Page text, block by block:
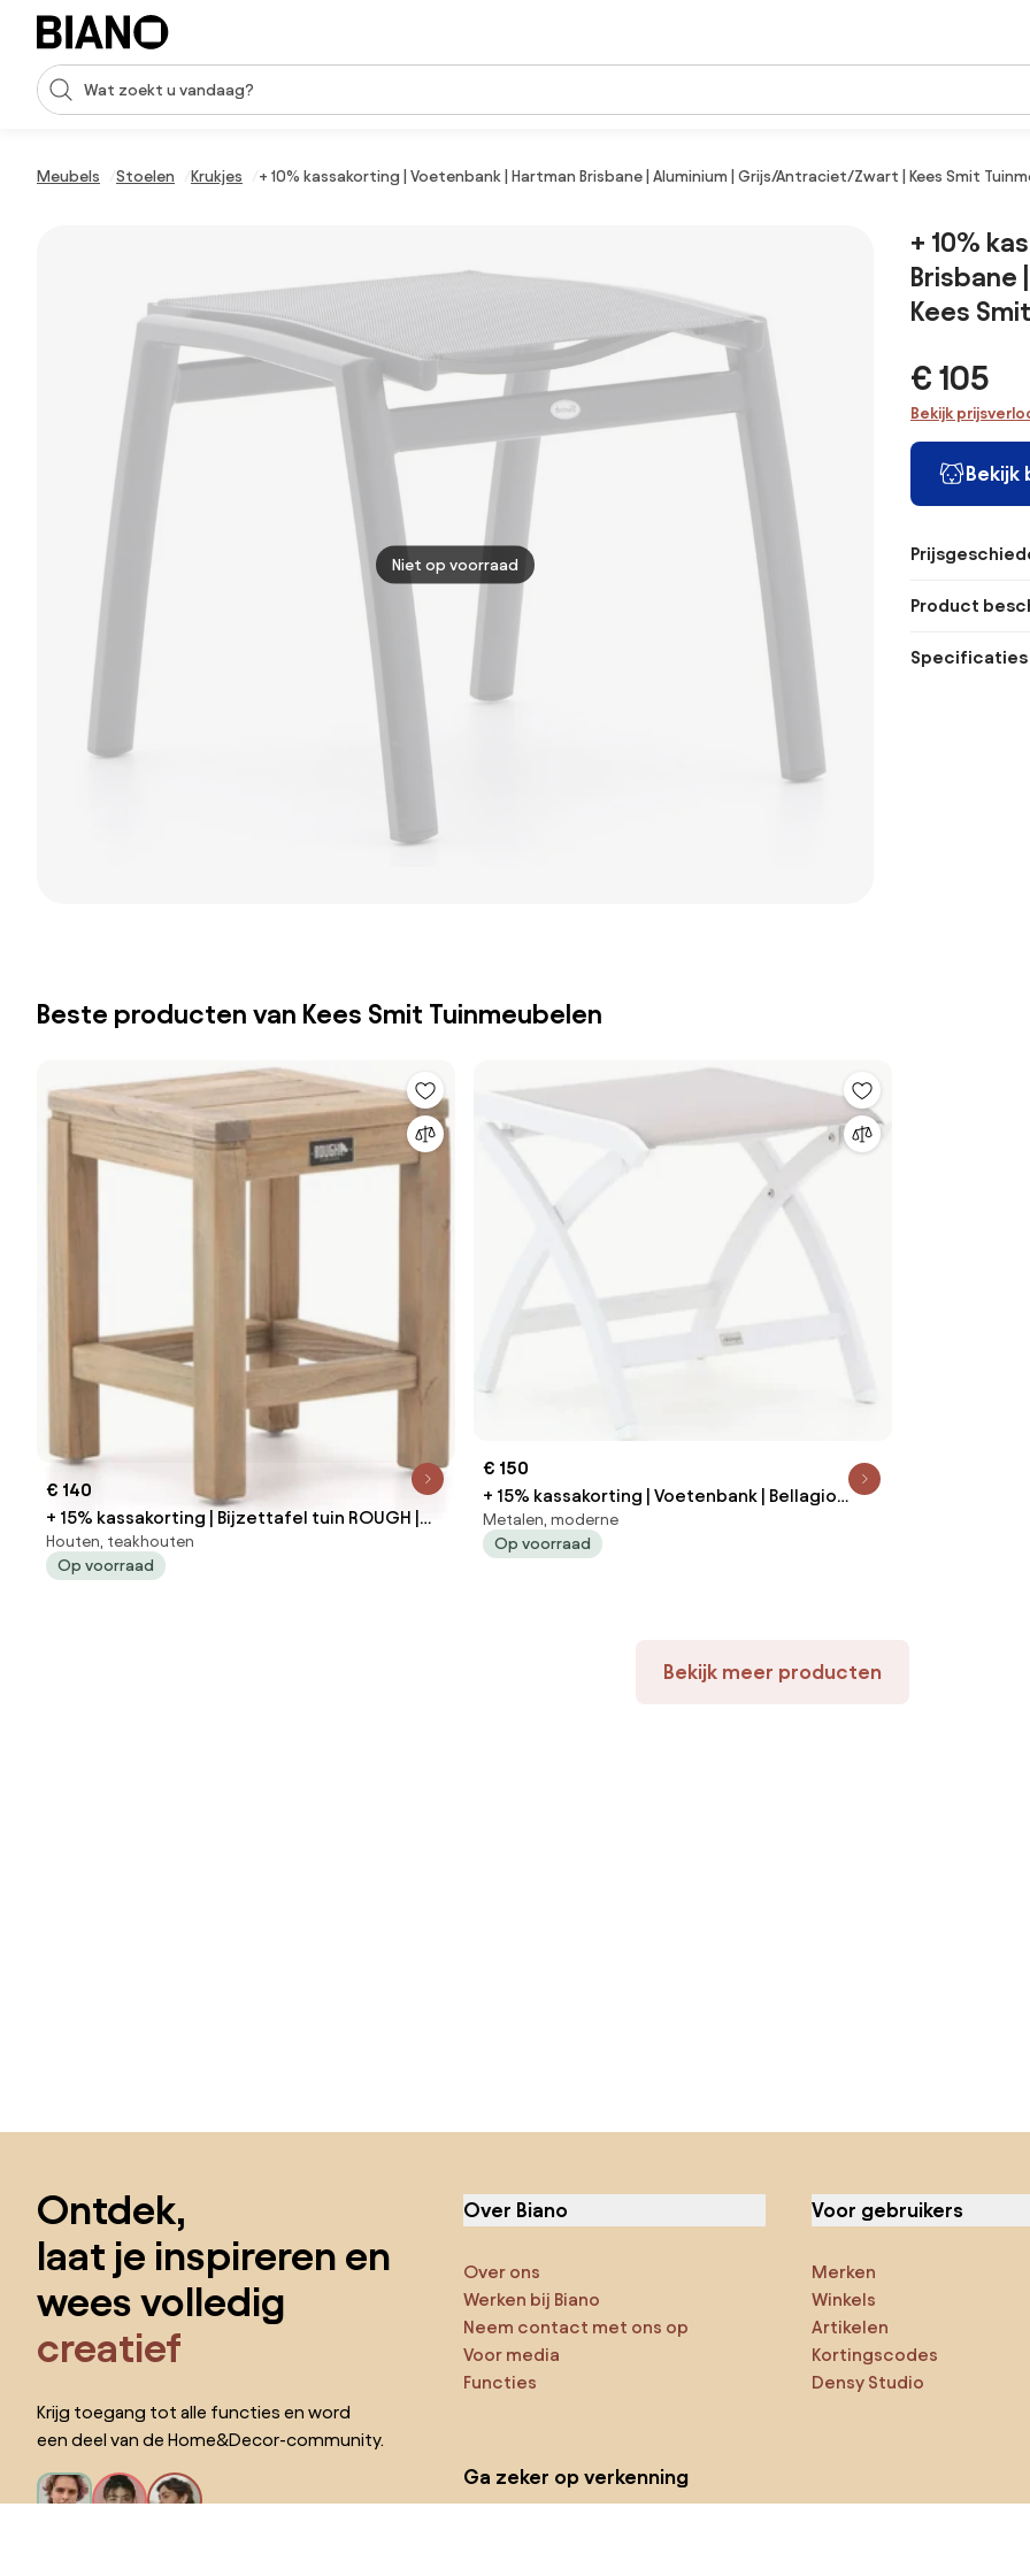
Navigatie overslaan, naar inhoud springen
Zoekopdracht invoeren
Meubels Stoelen Krukjes + 10% kassakorting | Voetenbank | Hartman Brisbane | Aluminium | Grijs/Antraciet/Zwart | Kees Smit
Niet op voorraad
+ 10%
Brisbane
Kees
€ 105
Bekijk
Bekijk
Product
Specificaties
Beste producten van Kees Smit Tuinmeubelen
€ 140
+ 15% kassakorting | Bijzettafel tuin ROUGH |
Vierkant | Tuintafel Teakhout | 35x35cm | Kees
Smit Tuinmeubelen
Houten, teakhouten
Op voorraad
€ 150
+ 15% kassakorting | Voetenbank | Bellagio
Pronto | Aluminium | Wit | Kees Smit
Tuinmeubelen
Metalen, moderne
Op voorraad
Bekijk meer producten
Ontdek,
laat je inspireren en
wees volledig
creatief
Krijg toegang tot alle functies en word
een deel van de Home&Decor-community.
Over Biano
Over ons
Werken bij Biano
Neem contact met ons op
Voor media
Functies
Voor gebruikers
Merken
Winkels
Artikelen
Kortingscodes
Densy Studio
Ga zeker op verkenning